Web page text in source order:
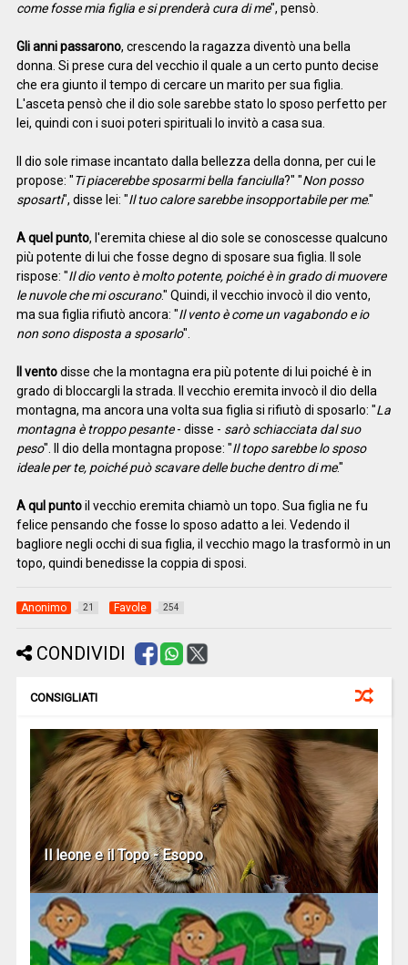
come fosse mia figlia e si prenderà cura di me", pensò.
Gli anni passarono, crescendo la ragazza diventò una bella
donna. Si prese cura del vecchio il quale a un certo punto decise
che era giunto il tempo di cercare un marito per sua figlia.
L'asceta pensò che il dio sole sarebbe stato lo sposo perfetto per
lei, quindi con i suoi poteri spirituali lo invitò a casa sua.
Il dio sole rimase incantato dalla bellezza della donna, per cui le
propose: "Ti piacerebbe sposarmi bella fanciulla?" "Non posso
sposarti", disse lei: "Il tuo calore sarebbe insopportabile per me."
A quel punto, l'eremita chiese al dio sole se conoscesse qualcuno
più potente di lui che fosse degno di sposare sua figlia. Il sole
rispose: "Il dio vento è molto potente, poiché è in grado di muovere
le nuvole che mi oscurano." Quindi, il vecchio invocò il dio vento,
ma sua figlia rifiutò ancora: "Il vento è come un vagabondo e io
non sono disposta a sposarlo".
Il ventodisse che la montagna era più potente di lui poiché è in
grado di bloccargli la strada. Il vecchio eremita invocò il dio della
montagna, ma ancora una volta sua figlia si rifiutò di sposarlo: "La
montagna è troppo pesante- disse - sarò schiacciata dal suo
peso". Il dio della montagna propose: "Il topo sarebbe lo sposo
ideale per te, poiché può scavare delle buche dentro di me."
A qul puntoil vecchio eremita chiamò un topo. Sua figlia ne fu
felice pensando che fosse lo sposo adatto a lei. Vedendo il
bagliore negli occhi di sua figlia, il vecchio mago la trasformò in un
topo, quindi benedisse la coppia di sposi.
Anonimo 21 Favole 254
CONDIVIDI
CONSIGLIATI
Il leone e il Topo - Esopo